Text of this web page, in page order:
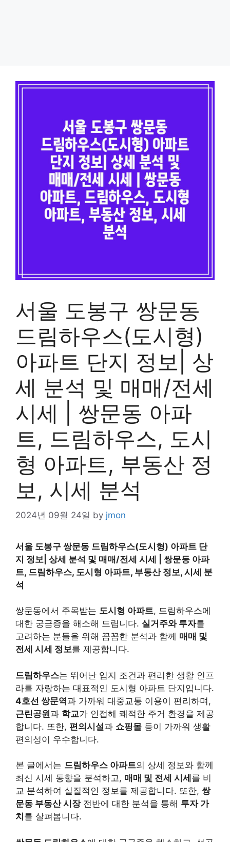
서울 도봉구 쌍문동
드림하우스(도시형)
아파트 단지 정보| 상
세 분석 및 매매/전세
시세 | 쌍문동 아파
트, 드림하우스, 도시
형 아파트, 부동산 정
보, 시세 분석
2024년 09월 24일 by jmon
서울 도봉구 쌍문동 드림하우스(도시형) 아파트 단
지 정보| 상세 분석 및 매매/전세 시세 | 쌍문동 아파
트, 드림하우스, 도시형 아파트, 부동산 정보, 시세 분
석
쌍문동에서 주목받는 도시형 아파트, 드림하우스에
대한 궁금증을 해소해 드립니다. 실거주와 투자를
고려하는 분들을 위해 꼼꼼한 분석과 함께 매매 및
전세 시세 정보를 제공합니다.
드림하우스는 뛰어난 입지 조건과 편리한 생활 인프
라를 자랑하는 대표적인 도시형 아파트 단지입니다.
4호선 쌍문역과 가까워 대중교통 이용이 편리하며,
근린공원과 학교가 인접해 쾌적한 주거 환경을 제공
합니다. 또한, 편의시설과 쇼핑몰 등이 가까워 생활
편의성이 우수합니다.
본 글에서는 드림하우스 아파트의 상세 정보와 함께
최신 시세 동향을 분석하고, 매매 및 전세 시세 를 비
교 분석하여 실질적인 정보를 제공합니다. 또한, 쌍
문동 부동산 시장전반에 대한 분석을 통해 투자 가
치 를 살펴봅니다.